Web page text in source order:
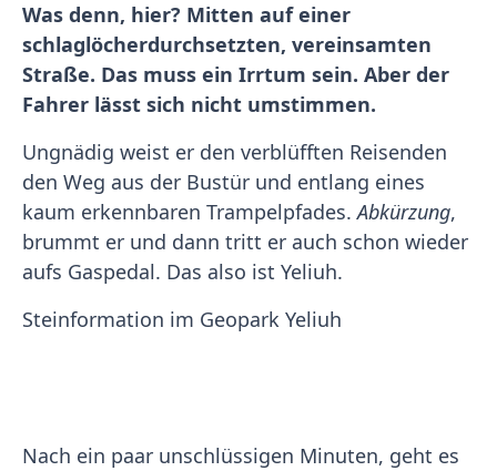
Was denn, hier? Mitten auf einer
schlaglöcherdurchsetzten, vereinsamten
Straße. Das muss ein Irrtum sein. Aber der
Fahrer lässt sich nicht umstimmen.
Ungnädig weist er den verblüfften Reisenden
den Weg aus der Bustür und entlang eines
kaum erkennbaren Trampelpfades.Abkürzung,
brummt er und dann tritt er auch schon wieder
aufs Gaspedal. Das also ist Yeliuh.
Steinformation im Geopark Yeliuh
Nach ein paar unschlüssigen Minuten, geht es